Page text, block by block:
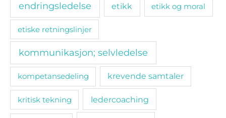
endringsledelse etikk etikk og moral
etiske retningslinjer
kommunikasjon; selvledelse
kompetansedeling krevende samtaler
kritisk tekning ledercoaching